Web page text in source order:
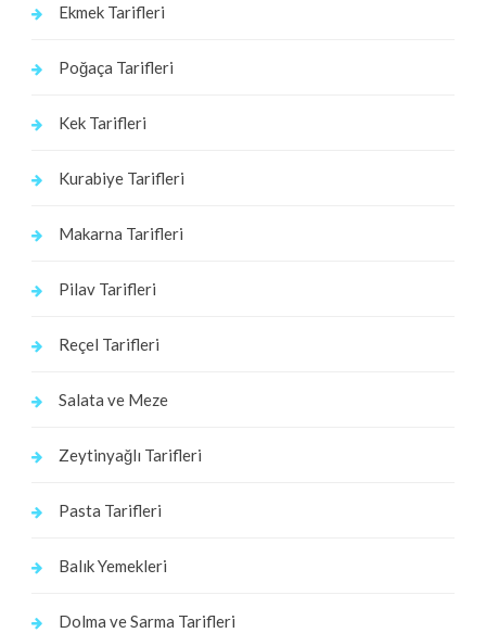
Ekmek Tarifleri
Poğaça Tarifleri
Kek Tarifleri
Kurabiye Tarifleri
Makarna Tarifleri
Pilav Tarifleri
Reçel Tarifleri
Salata ve Meze
Zeytinyağlı Tarifleri
Pasta Tarifleri
Balık Yemekleri
Dolma ve Sarma Tarifleri